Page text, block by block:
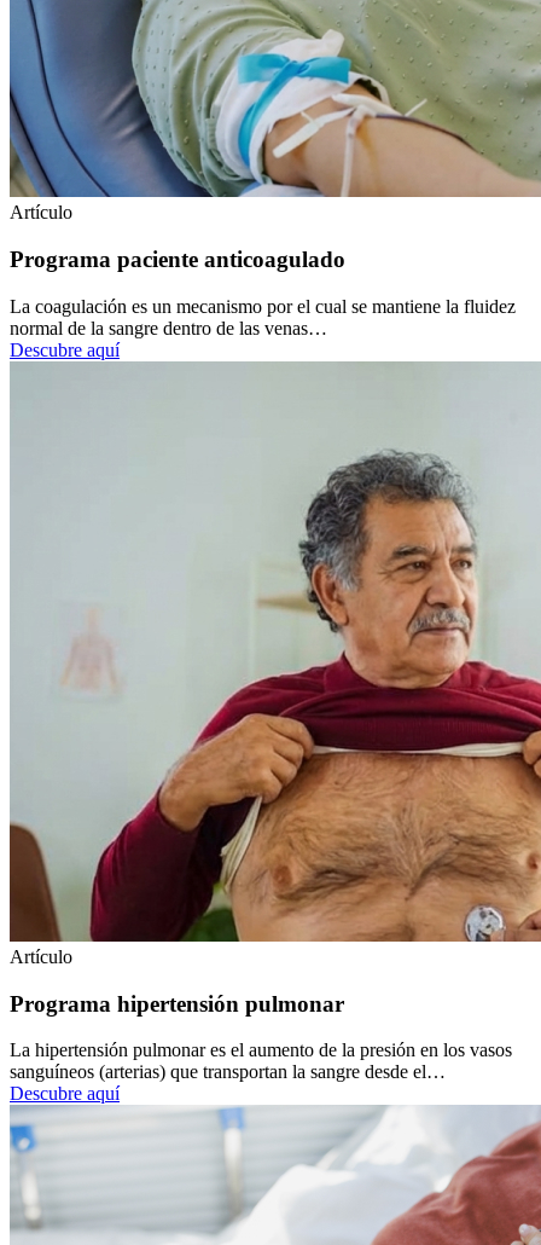
Artículo
Programa paciente anticoagulado
La coagulación es un mecanismo por el cual se mantiene la fluidez
normal de la sangre dentro de las venas…
Descubre aquí
Artículo
Programa hipertensión pulmonar
La hipertensión pulmonar es el aumento de la presión en los vasos
sanguíneos (arterias) que transportan la sangre desde el…
Descubre aquí